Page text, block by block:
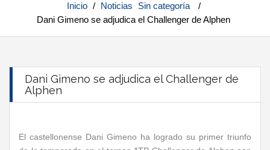
Inicio / Noticias Sin categoría
/
Dani Gimeno se adjudica el Challenger de Alphen
Dani Gimeno se adjudica el Challenger de
Alphen
El castellonense Dani Gimeno ha logrado su primer triunfo